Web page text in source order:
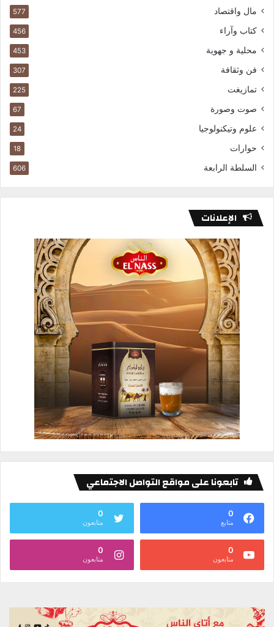
مال واقتصاد 577
كتاب وآراء 456
محلية و جهوية 453
فن وثقافة 307
تمازيغت 225
صوت وصورة 67
علوم وتيكنولوجيا 24
حوارات 18
السلطة الرابعة 606
الإعلانات
تابعونا على مواقع التواصل الاجتماعي
0
متابع
0
متابعون
0
متابعون
0
متابعون